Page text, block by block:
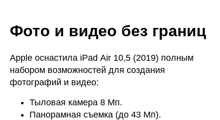
Фото и видео без границ
Apple оснастила iPad Air 10,5 (2019) полным
набором возможностей для создания
фотографий и видео:
Тыловая камера 8 Мп.
Панорамная съемка (до 43 Мп).